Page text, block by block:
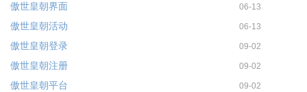
傲世皇朝界面 06-13
傲世皇朝活动 06-13
傲世皇朝登录 09-02
傲世皇朝注册 09-02
傲世皇朝平台 09-02